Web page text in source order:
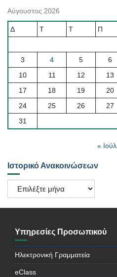
Αύγουστος 2026
Δ Τ Τ Π
3
4 5 6
10
11 12 13
17
18 19 20
24
25 26 27
31
« Ιούλ
Ιστορικό Ανακοινώσεων
Ιστορικό
Ανακοινώσεων
Υπηρεσίες Προσωπικού
Ηλεκτρονική Γραμματεία
eClass